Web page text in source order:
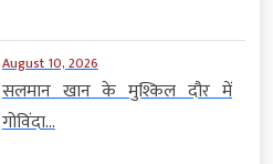
August 10, 2026
सलमान खान के मुश्किल दौर में
गोविंदा...